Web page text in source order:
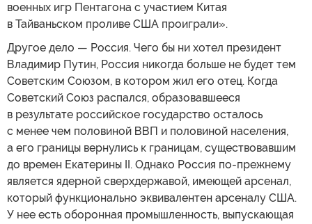
военных игр Пентагона с участием Китая
в Тайваньском проливе США проиграли».
Другое дело — Россия. Чего бы ни хотел президент
Владимир Путин, Россия никогда больше не будет тем
Советским Союзом, в котором жил его отец. Когда
Советский Союз распался, образовавшееся
в результате российское государство осталось
с менее чем половиной ВВП и половиной населения,
а его границы вернулись к границам, существовавшим
до времен Екатерины II. Однако Россия по-прежнему
является ядерной сверхдержавой, имеющей арсенал,
который функционально эквивалентен арсеналу США.
У нее есть оборонная промышленность, выпускающая